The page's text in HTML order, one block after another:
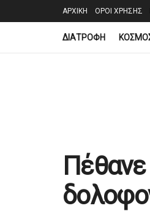
ΑΡΧΙΚΗ ΟΡΟΙ ΧΡΗΣΗΣ
ΔΙΑΤΡΟΦΗ